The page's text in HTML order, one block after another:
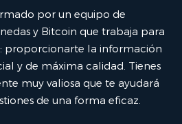
por un equipo de
y Bitcoin que trabaja para
proporcionarte la información
y de máxima calidad. Tienes
muy valiosa que te ayudará
de una forma eficaz.